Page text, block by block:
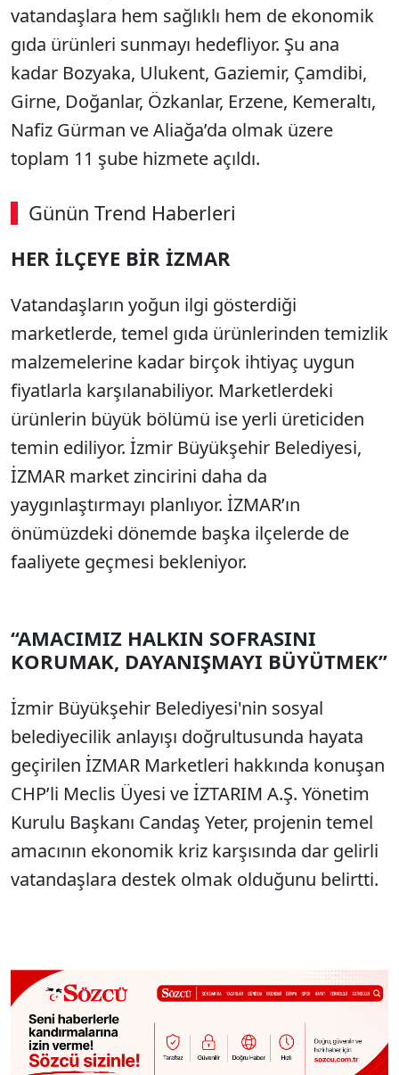
vatandaşlara hem sağlıklı hem de ekonomik
gıda ürünleri sunmayı hedefliyor. Şu ana
kadar Bozyaka, Ulukent, Gaziemir, Çamdibi,
Girne, Doğanlar, Özkanlar, Erzene, Kemeraltı,
Nafiz Gürman ve Aliağa’da olmak üzere
toplam 11 şube hizmete açıldı.
Günün Trend Haberleri
HER İLÇEYE BİR İZMAR
Vatandaşların yoğun ilgi gösterdiği
marketlerde, temel gıda ürünlerinden temizlik
malzemelerine kadar birçok ihtiyaç uygun
fiyatlarla karşılanabiliyor. Marketlerdeki
ürünlerin büyük bölümü ise yerli üreticiden
temin ediliyor. İzmir Büyükşehir Belediyesi,
İZMAR market zincirini daha da
yaygınlaştırmayı planlıyor. İZMAR’ın
önümüzdeki dönemde başka ilçelerde de
faaliyete geçmesi bekleniyor.
“AMACIMIZ HALKIN SOFRASINI
KORUMAK, DAYANIŞMAYI BÜYÜTMEK”
İzmir Büyükşehir Belediyesi'nin sosyal
belediyecilik anlayışı doğrultusunda hayata
geçirilen İZMAR Marketleri hakkında konuşan
CHP’li Meclis Üyesi ve İZTARIM A.Ş. Yönetim
Kurulu Başkanı Candaş Yeter, projenin temel
amacının ekonomik kriz karşısında dar gelirli
vatandaşlara destek olmak olduğunu belirtti.